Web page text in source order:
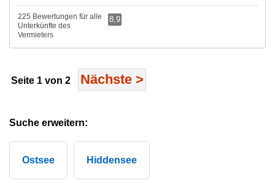
225 Bewertungen für alle
Unterkünfte des
Vermieters
8,9
Seite 1 von 2 Nächste >
Suche erweitern:
Ostsee Hiddensee